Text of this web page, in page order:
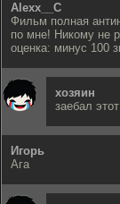
Alexx__C
Фильм полная
по мне! Никому не
оценка: минус 100
хозяин
заебал
Игорь
Ага